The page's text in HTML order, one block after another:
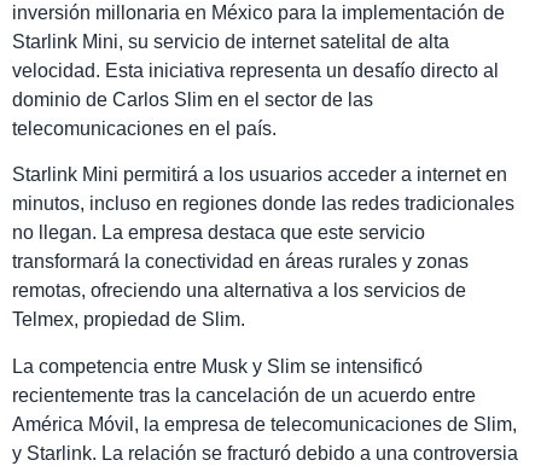
inversión millonaria en México para la implementación de
Starlink Mini, su servicio de internet satelital de alta
velocidad. Esta iniciativa representa un desafío directo al
dominio de Carlos Slim en el sector de las
telecomunicaciones en el país.
Starlink Mini permitirá a los usuarios acceder a internet en
minutos, incluso en regiones donde las redes tradicionales
no llegan. La empresa destaca que este servicio
transformará la conectividad en áreas rurales y zonas
remotas, ofreciendo una alternativa a los servicios de
Telmex, propiedad de Slim.
La competencia entre Musk y Slim se intensificó
recientemente tras la cancelación de un acuerdo entre
América Móvil, la empresa de telecomunicaciones de Slim,
y Starlink. La relación se fracturó debido a una controversia